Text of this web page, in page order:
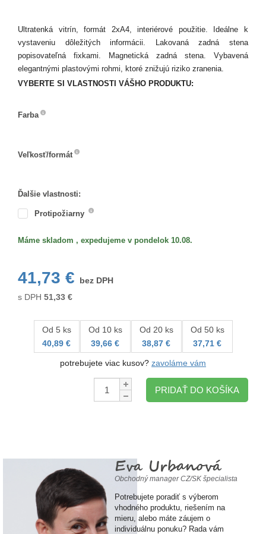
Ultratenká vitrín, formát 2xA4, interiérové použitie. Ideálne k
vystaveniu dôležitých informácii. Lakovaná zadná stena
popisovateľná fixkami. Magnetická zadná stena. Vybavená
elegantnými plastovými rohmi, ktoré znižujú riziko zranenia.
VYBERTE SI VLASTNOSTI VÁŠHO PRODUKTU:
Farba
Veľkosť/formát
Ďalšie vlastnosti:
Protipožiarny
Máme skladom , expedujeme v pondelok 10.08.
41,73 €
bez DPH
s DPH 51,33 €
Od 5 ks
40,89 €
Od 10 ks
39,66 €
Od 20 ks
38,87 €
Od 50 ks
37,71 €
potrebujete viac kusov? zavoláme vám
Množstvo:
PRIDAŤ DO KOŠÍKA
Eva Urbanová
Obchodný manager CZ/SK špecialista
Potrebujete poradiť s výberom
vhodného produktu, riešením na
mieru, alebo máte záujem o
individuálnu ponuku? Rada vám